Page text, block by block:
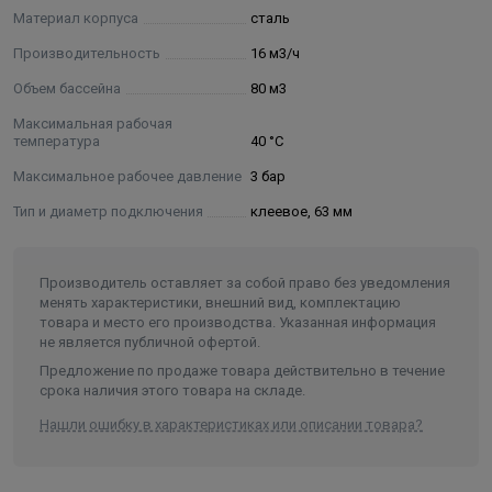
сочетании с традиционной реагентной дезинфекцией
позволяет значительно сократить потребление хлора,
достигая снижения на 20%. Это не только экономит
ваши финансовые ресурсы, но и уменьшает
химическую нагрузку на водоем, что является важным
аспектом для тех, кто заботится о своем здоровье и
окружающей среде.
материал обладает высокой коррозионной стойкостью,
что гарантирует долговечность и надежность
устройства в условиях постоянного контакта с водой.
Кроме того, нержавеющая сталь отражает
ультрафиолетовое излучение, что увеличивает
эффективность работы установки на целых 35%.
Материал корпуса сталь
Производительность 16 м3/ч
Объем бассейна 80 м3
Максимальная рабочая
температура
40 °C
Максимальное рабочее давление 3 бар
Тип и диаметр подключения клеевое, 63 мм
Производитель оставляет за собой право без уведомления
менять характеристики, внешний вид, комплектацию
товара и место его производства. Указанная информация
не является публичной офертой.
Предложение по продаже товара действительно в течение
срока наличия этого товара на складе.
Нашли ошибку в характеристиках или описании товара?